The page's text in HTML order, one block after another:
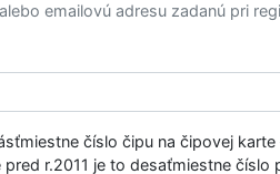
emailovú adresu zadanú pri
číslo čipu na čipovej karte
r.2011 je to desaťmiestne číslo